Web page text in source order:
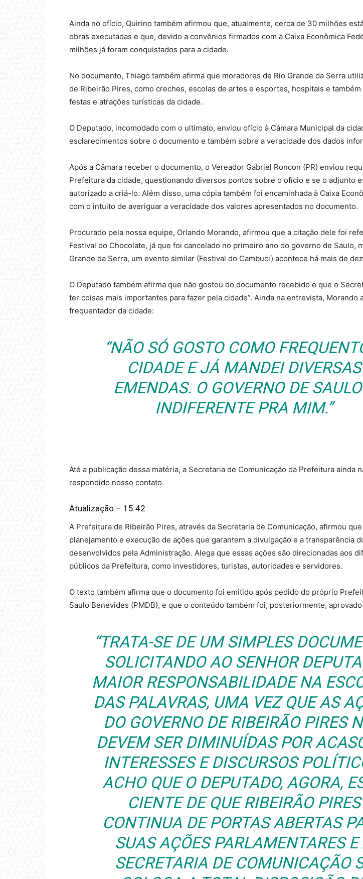
Ainda no ofício, Quirino também afirmou que, atualmente, cerca de 30 milhões
obras executadas e que, devido a convênios firmados com a Caixa Econômica
milhões já foram conquistados para a cidade.
No documento, Thiago também afirma que moradores de Rio Grande da Serra
de Ribeirão Pires, como creches, escolas de artes e esportes, hospitais e
festas e atrações turísticas da cidade.
O Deputado, incomodado com o ultimato, enviou ofício à Câmara Municipal da
esclarecimentos sobre o documento e também sobre a veracidade dos dados
Após a Câmara receber o documento, o Vereador Gabriel Roncon (PR) enviou
Prefeitura da cidade, questionando diversos pontos sobre o ofício e se o adjunto
autorizado a criá-lo. Além disso, uma cópia também foi encaminhada à Caixa
com o intuito de averiguar a veracidade dos valores apresentados no documento.
Procurado pela nossa equipe, Orlando Morando, afirmou que a citação dele foi
Festival do Chocolate, já que foi cancelado no primeiro ano do governo de Saulo,
Grande da Serra, um evento similar (Festival do Cambuci) acontece há mais de
O Deputado também afirma que não gostou do documento recebido e que o
ter coisas mais importantes para fazer pela cidade”. Ainda na entrevista, Morando
frequentador da cidade:
“NÃO SÓ GOSTO COMO
CIDADE E JÁ MANDEI DIVERSAS
EMENDAS. O GOVERNO DE
INDIFERENTE PRA MIM.”
Até a publicação dessa matéria, a Secretaria de Comunicação da Prefeitura ainda
respondido nosso contato.
Atualização – 15:42
A Prefeitura de Ribeirão Pires, através da Secretaria de Comunicação, afirmou
planejamento e execução de ações que garantem a divulgação e a transparência
desenvolvidos pela Administração. Alega que essas ações são direcionadas aos
públicos da Prefeitura, como investidores, turistas, autoridades e servidores.
O texto também afirma que o documento foi emitido após pedido do próprio
Saulo Benevides (PMDB), e que o conteúdo também foi, posteriormente,
“TRATA-SE DE UM SIMPLES
SOLICITANDO AO SENHOR
MAIOR RESPONSABILIDADE NA
DAS PALAVRAS, UMA VEZ QUE AS
DO GOVERNO DE RIBEIRÃO PIRES
DEVEM SER DIMINUÍDAS POR
INTERESSES E DISCURSOS
ACHO QUE O DEPUTADO, AGORA,
CIENTE DE QUE RIBEIRÃO PIRES
CONTINUA DE PORTAS ABERTAS
SUAS AÇÕES PARLAMENTARES E
SECRETARIA DE COMUNICAÇÃO